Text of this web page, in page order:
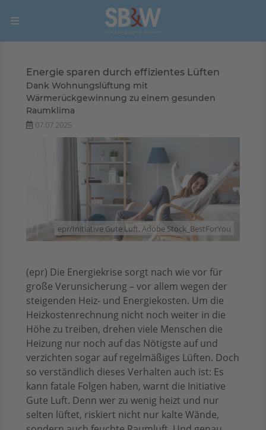
Energie sparen durch effizientes Lüften
Dank Wohnungslüftung mit
Wärmerückgewinnung zu einem gesunden
Raumklima
07.07.2025
epr/Initiative Gute Luft, Adobe Stock_BestForYou
(epr) Die Energiekrise sorgt nach wie vor für
große Verunsicherung – vor allem wegen der
steigenden Heiz- und Energiekosten. Um die
Heizkostenrechnung nicht noch weiter in die
Höhe zu treiben, drehen viele Menschen die
Heizung nur noch auf das Nötigste auf und
verzichten sogar auf regelmäßiges Lüften. Doch
so verständlich dieses Verhalten auch ist: Es
kann fatale Folgen haben, warnt die Initiative
Gute Luft. Denn wer zu wenig heizt und nur
selten lüftet, riskiert nicht nur kalte Wände,